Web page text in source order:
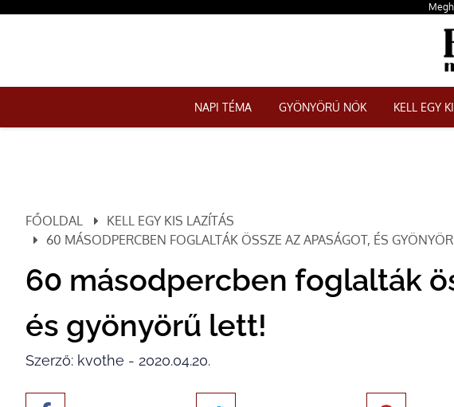
NAPI TÉMA GYÖNYÖRŰ NŐK KELL EGY
FŐOLDAL
KELL EGY KIS LAZÍTÁS
60 MÁSODPERCBEN FOGLALTÁK ÖSSZE AZ APASÁGOT, ÉS
60 másodpercben foglalták
és gyönyörű lett!
Szerző: kvothe - 2020.04.20.